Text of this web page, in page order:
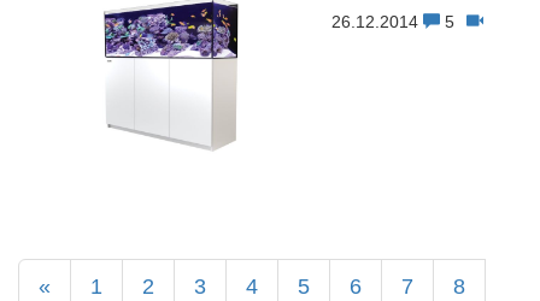
26.12.2014 5
« 1 2 3 4 5 6 7 8